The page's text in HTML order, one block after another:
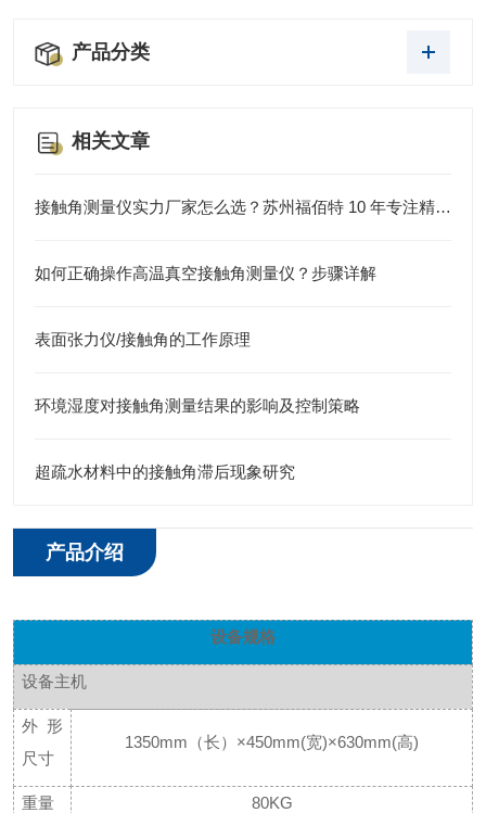
产品分类
相关文章
接触角测量仪实力厂家怎么选？苏州福佰特 10 年专注精密仪器研发生产
如何正确操作高温真空接触角测量仪？步骤详解
表面张力仪/接触角的工作原理
​环境湿度对接触角测量结果的影响及控制策略
超疏水材料中的接触角滞后现象研究
产品介绍
设备规格
设备主机
外形
尺寸
1350mm（长）×450mm(宽)×630mm(高)
重量 80KG